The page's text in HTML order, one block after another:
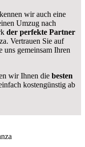
wir auch eine
Umzug nach
der perfekte Partner
Vertrauen Sie auf
uns gemeinsam Ihren
wir Ihnen die besten
kostengünstig ab